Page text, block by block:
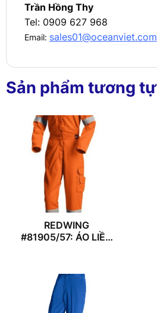
Trần Hồng Thy
Tel: 0909 627 968
Email: sales01@oceanviet.com
Sản phẩm tương tự
REDWING
#81905/57: ÁO LIỀN